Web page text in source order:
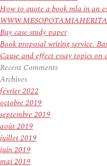
How to quote a book mla in an
Buy case study paper
Book proposal writing service.
Cause and effect essay topics on
Recent Comments
Archives
février 2022
octobre 2019
septembre 2019
août 2019
juillet 2019
juin 2019
mai 2019